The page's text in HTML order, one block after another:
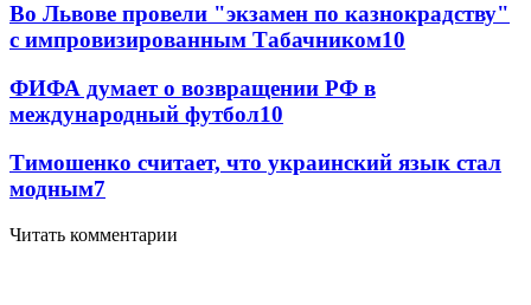
Во Львове провели "экзамен по казнокрадству"
с импровизированным Табачником10
ФИФА думает о возвращении РФ в
международный футбол10
Тимошенко считает, что украинский язык стал
модным7
Читать комментарии